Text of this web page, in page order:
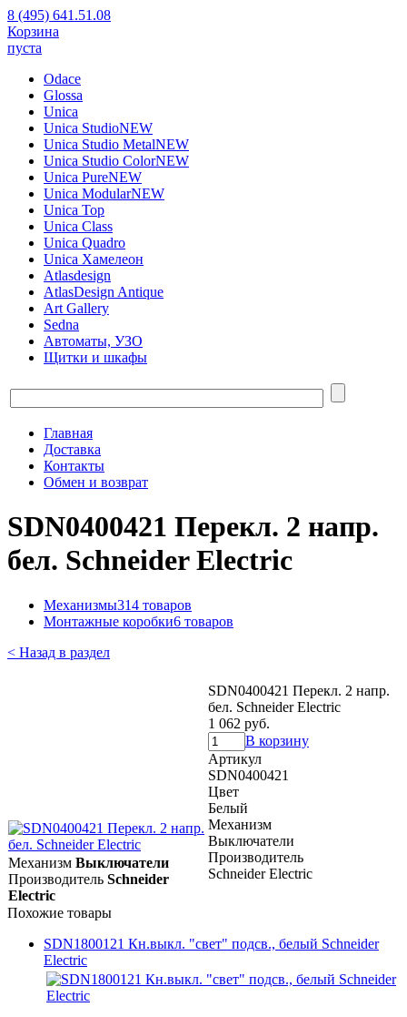
8 (495) 641.51.08
Корзина
пуста
Odace
Glossa
Unica
Unica StudioNEW
Unica Studio MetalNEW
Unica Studio ColorNEW
Unica PureNEW
Unica ModularNEW
Unica Top
Unica Class
Unica Quadro
Unica Хамелеон
Atlasdesign
AtlasDesign Antique
Art Gallery
Sedna
Автоматы, УЗО
Щитки и шкафы
Главная
Доставка
Контакты
Обмен и возврат
SDN0400421 Перекл. 2 напр.
бел. Schneider Electric
Механизмы314 товаров
Монтажные коробки6 товаров
< Назад в раздел
SDN0400421 Перекл. 2 напр.
бел. Schneider Electric
1 062 руб.
В корзину
Артикул
SDN0400421
Цвет
Белый
Механизм
Выключатели
Производитель
Schneider Electric
Механизм Выключатели
Производитель Schneider
Electric
Похожие товары
SDN1800121 Кн.выкл. "свет" подсв., белый Schneider
Electric